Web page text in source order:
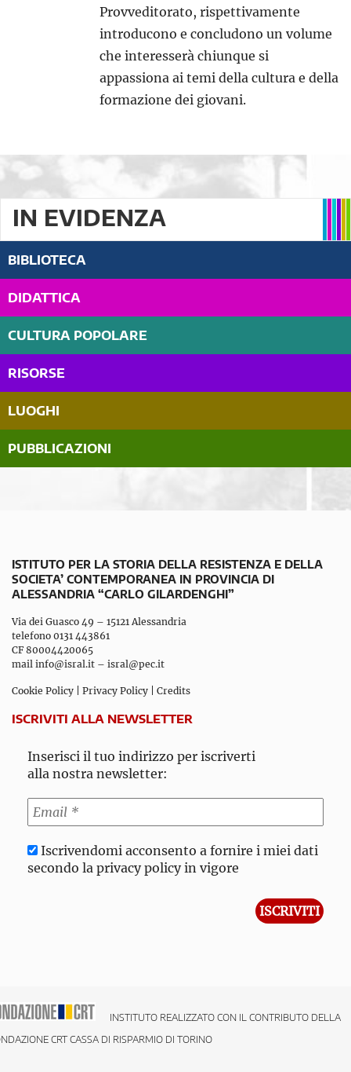
Provveditorato, rispettivamente
introducono e concludono un volume
che interesserà chiunque si
appassiona ai temi della cultura e della
formazione dei giovani.
IN EVIDENZA
BIBLIOTECA
DIDATTICA
CULTURA POPOLARE
RISORSE
LUOGHI
PUBBLICAZIONI
ISTITUTO PER LA STORIA DELLA RESISTENZA E DELLA
SOCIETA’ CONTEMPORANEA IN PROVINCIA DI
ALESSANDRIA “CARLO GILARDENGHI”
Via dei Guasco 49 – 15121 Alessandria
telefono 0131 443861
CF 80004420065
mail info@isral.it – isral@pec.it
Cookie Policy Privacy Policy Credits
ISCRIVITI ALLA NEWSLETTER
Inserisci il tuo indirizzo per iscriverti
alla nostra newsletter:
Iscrivendomi acconsento a fornire i miei dati
secondo la privacy policy in vigore
INSTITUTO REALIZZATO CON IL CONTRIBUTO DELLA
CRT CASSA DI RISPARMIO DI TORINO